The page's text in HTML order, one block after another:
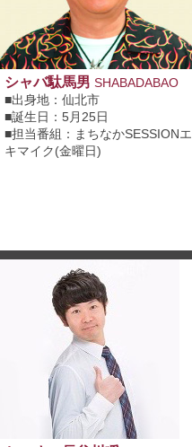
シャバ駄馬男 SHABADABAO
■出身地：仙北市
■誕生日：5月25日
■担当番組： まちなかSESSIONエ
キマイク(金曜日)